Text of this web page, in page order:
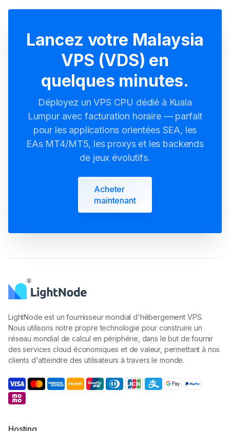
Lancez votre Malaysia
VPS (VDS) en
quelques minutes.
Déployez un VPS CPU dédié à Kuala
Lumpur avec facturation horaire — parfait
pour les applications orientées SEA, les
EAs MT4/MT5, les proxys et les backends
de jeux évolutifs.
Acheter
maintenant
LightNode est un fournisseur mondial d'hébergement VPS.
Nous utilisons notre propre technologie pour construire un
réseau mondial de calcul en périphérie, dans le but de fournir
des services cloud économiques et de valeur, permettant à nos
clients d'atteindre des utilisateurs à travers le monde.
Hosting